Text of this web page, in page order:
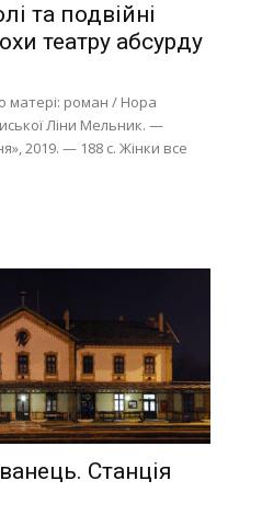
та подвійні
театру абсурду
матері: роман / Нора
Ліни Мельник. —
2019. — 188 с. Жінки все
Станція